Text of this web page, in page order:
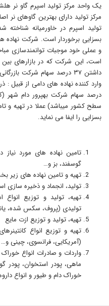
یک واحد مرکز تولید اسپرم گاو نر
مرکز تولید دارای بهترین گاوهای نر
تولید اسپرم در خاورمیانه
بسزایی برخوردار است. شرکت نهاده
و عملی خود موجبات توانمندسازی
است، این شرکت که در بازارهای
داشتن ۳۷ درصد سهام شرکت
درصد سهام شرکت بهپرور دام شهر
سطح کشور میباشد) عملا در تهیه و
بسزایی را ایفا می نماید.
تامین نهاده های مورد نیاز
گوسفند، بز و…
تهیه و تامین نهاده های زیر
تولید، انجماد و ذخیره سازی
تهیه، تولید و توزیع انواع
تولیدی (پروف، سکس شده،
تهیه، تولید و توزیع ازت مایع
تهیه و توزیع انواع
(آمریکایی، فرانسوی، چینی و…
واردات و صادرات انواع
ماهی، پودر استخوان، پودر
خوراک دام و طیور و انواع